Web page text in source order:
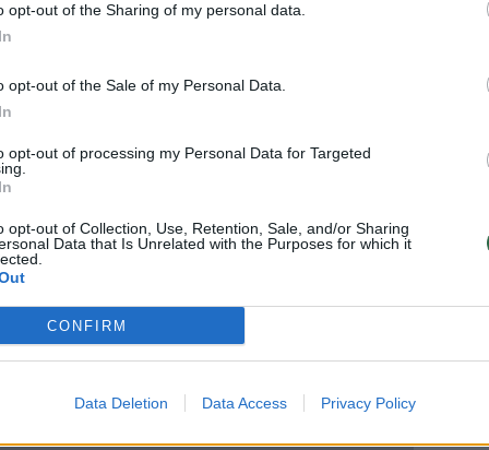
opt-out of the Sharing of my personal data.
opt-out of the Sale of my Personal Data.
opt-out of processing my Personal Data for Targeted
opt-out of Collection, Use, Retention, Sale, and/or Sharing
Data that Is Unrelated with the Purposes for which it
CONFIRM
Data Deletion Data Access Privacy Policy
kurie pakeis pienininkystės